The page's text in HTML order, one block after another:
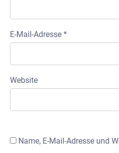
E-Mail-Adresse *
Website
Name, E-Mail-Adresse und